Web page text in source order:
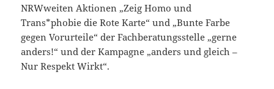
NRWweiten Aktionen „Zeig Homo und
Trans*phobie die Rote Karte“ und „Bunte Farbe
gegen Vorurteile“ der Fachberatungsstelle „gerne
anders!“ und der Kampagne „anders und gleich –
Nur Respekt Wirkt“.